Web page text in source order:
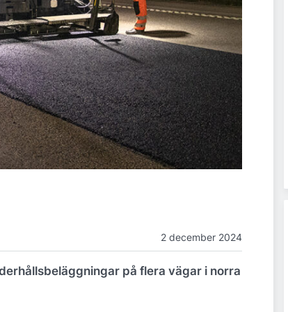
2 december 2024
på flera vägar i norra